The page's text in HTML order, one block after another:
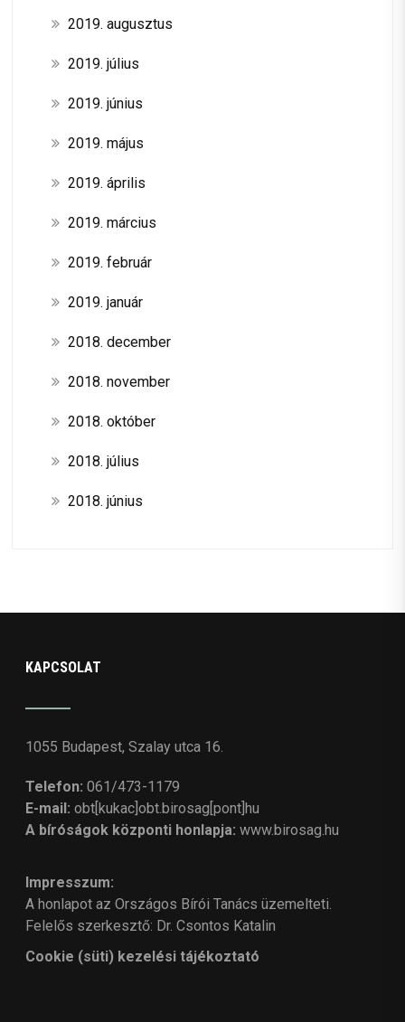
2019. augusztus
2019. július
2019. június
2019. május
2019. április
2019. március
2019. február
2019. január
2018. december
2018. november
2018. október
2018. július
2018. június
KAPCSOLAT
1055 Budapest, Szalay utca 16.
Telefon: 061/473-1179
E-mail: obt[kukac]obt.birosag[pont]hu
A bíróságok központi honlapja: www.birosag.hu
Impresszum:
A honlapot az Országos Bírói Tanács üzemelteti.
Felelős szerkesztő: Dr. Csontos Katalin
Cookie (süti) kezelési tájékoztató